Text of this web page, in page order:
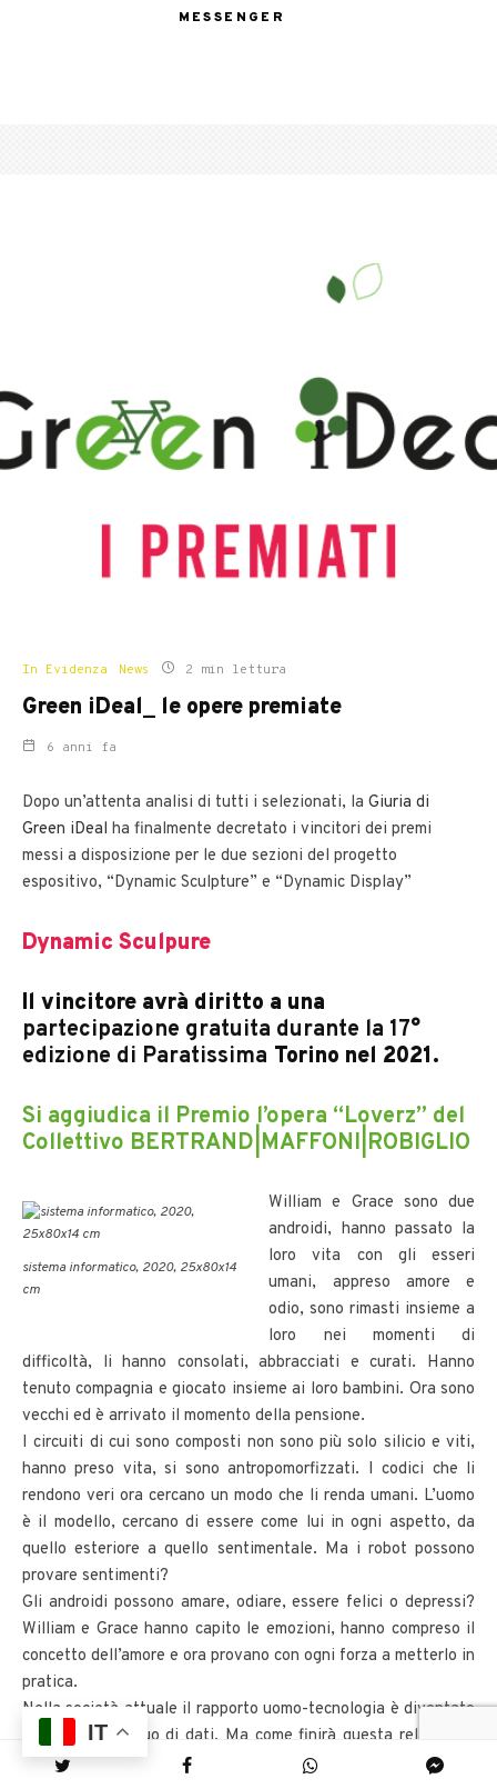
MESSENGER
In Evidenza News 2 min lettura
Green iDeal_ le opere premiate
6 anni fa
Dopo un’attenta analisi di tutti i selezionati, la Giuria di
Green iDeal ha finalmente decretato i vincitori dei premi
messi a disposizione per le due sezioni del progetto
espositivo, “Dynamic Sculpture” e “Dynamic Display”
Dynamic Sculpure
Il vincitore avrà diritto a una
partecipazione gratuita durante la 17°
edizione di Paratissima Torino nel 2021.
Si aggiudica il Premio l’opera “Loverz” del
Collettivo BERTRAND|MAFFONI|ROBIGLIO
sistema informatico, 2020, 25x80x14
cm
William e Grace sono due
androidi, hanno passato la
loro vita con gli esseri
umani, appreso amore e
odio, sono rimasti insieme a
loro nei momenti di
difficoltà, li hanno consolati, abbracciati e curati. Hanno
tenuto compagnia e giocato insieme ai loro bambini. Ora sono
vecchi ed è arrivato il momento della pensione.
I circuiti di cui sono composti non sono più solo silicio e viti,
hanno preso vita, si sono antropomorfizzati. I codici che li
rendono veri ora cercano un modo che li renda umani. L’uomo
è il modello, cercano di essere come lui in ogni aspetto, da
quello esteriore a quello sentimentale. Ma i robot possono
provare sentimenti?
Gli androidi possono amare, odiare, essere felici o depressi?
William e Grace hanno capito le emozioni, hanno compreso il
concetto dell’amore e ora provano con ogni forza a metterlo in
pratica.
Nella società attuale il rapporto uomo-tecnologia è diventato
un flusso continuo di dati. Ma come finirà questa relazione?
L’essere umano ha sempre avuto un rapporto strumentale con
IT